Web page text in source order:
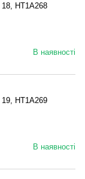
HT1A268
В наявності
HT1A269
В наявності